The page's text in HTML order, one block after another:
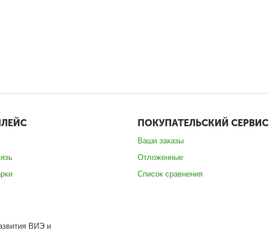
ПОКУПАТЕЛЬСКИЙ СЕРВИС
Ваши заказы
Отложенные
Список сравнения
ВИЭ и